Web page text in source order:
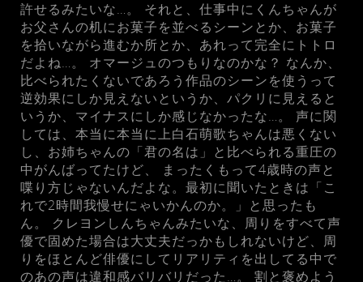
許せるみたいな…。 それと、仕事中にくんちゃんが
お父さんの机にお菓子を並べるシーンとか、お菓子
を拾いながら進むか所とか、あれって完全にトトロ
だよね…。 オマージュのつもりなのかな？ なんか、
比べられたくないであろう作品のシーンを使うって
逆効果にしか見えないというか、パクリに見えると
いうか、マイナスにしか感じなかったな…。 声に関
しては、本当に本当に上白石萌歌ちゃんは悪くない
し、お姉ちゃんの「君の名は」と比べられる重圧の
中がんばってたけど、 まったくもって4歳時の声と
喋り方じゃないんだよな。最初に聞いたときは「こ
れで2時間我慢せにゃいかんのか。」と思ったも
ん。 クレヨンしんちゃんみたいな、周りをすべて声
優で固めた場合は大丈夫だっかもしれないけど、周
りをほとんど俳優にしてリアリティを出してる中で
のあの声は違和感バリバリだった…。 割と褒めよう